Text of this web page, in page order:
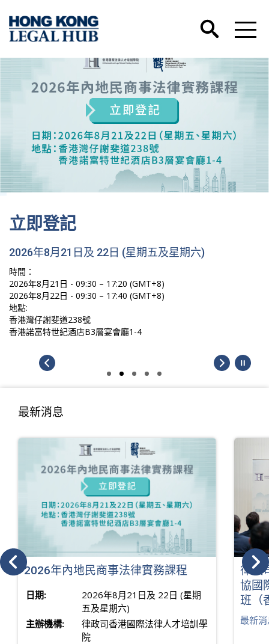
日 (星期五及星期六)
– 17:20 (GMT+8)
– 17:40 (GMT+8)
宴會廳1-4
最新消息
2026年內地民商事法律實務課程
日期:
2026年8月21日及 22日 (星期
五及星期六)
主辦機構:
律政司香港國際法律人才培訓學
院
律政
協國
班（
最新